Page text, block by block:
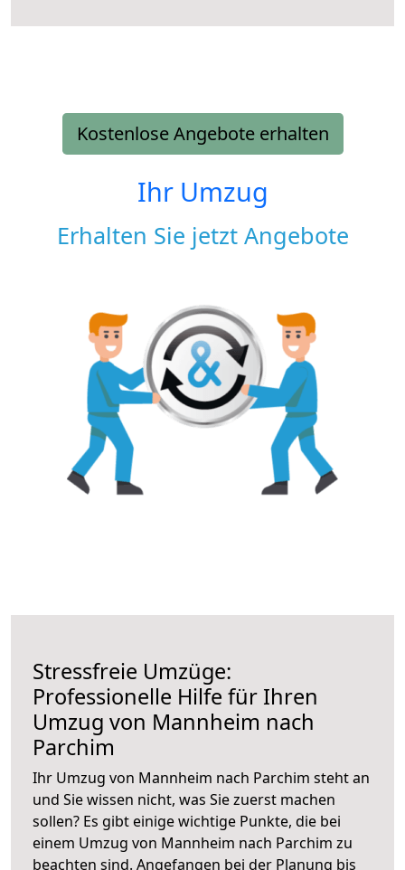
Kostenlose Angebote erhalten
Ihr Umzug
Erhalten Sie jetzt Angebote
Stressfreie Umzüge:
Professionelle Hilfe für Ihren
Umzug von Mannheim nach
Parchim
Ihr Umzug von Mannheim nach Parchim steht an
und Sie wissen nicht, was Sie zuerst machen
sollen? Es gibt einige wichtige Punkte, die bei
einem Umzug von Mannheim nach Parchim zu
beachten sind. Angefangen bei der Planung bis